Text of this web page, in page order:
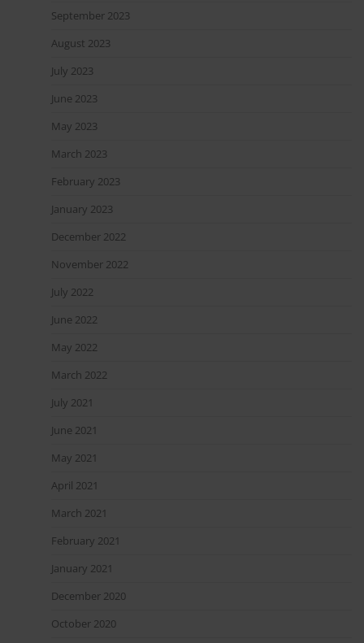
September 2023
August 2023
July 2023
June 2023
May 2023
March 2023
February 2023
January 2023
December 2022
November 2022
July 2022
June 2022
May 2022
March 2022
July 2021
June 2021
May 2021
April 2021
March 2021
February 2021
January 2021
December 2020
October 2020